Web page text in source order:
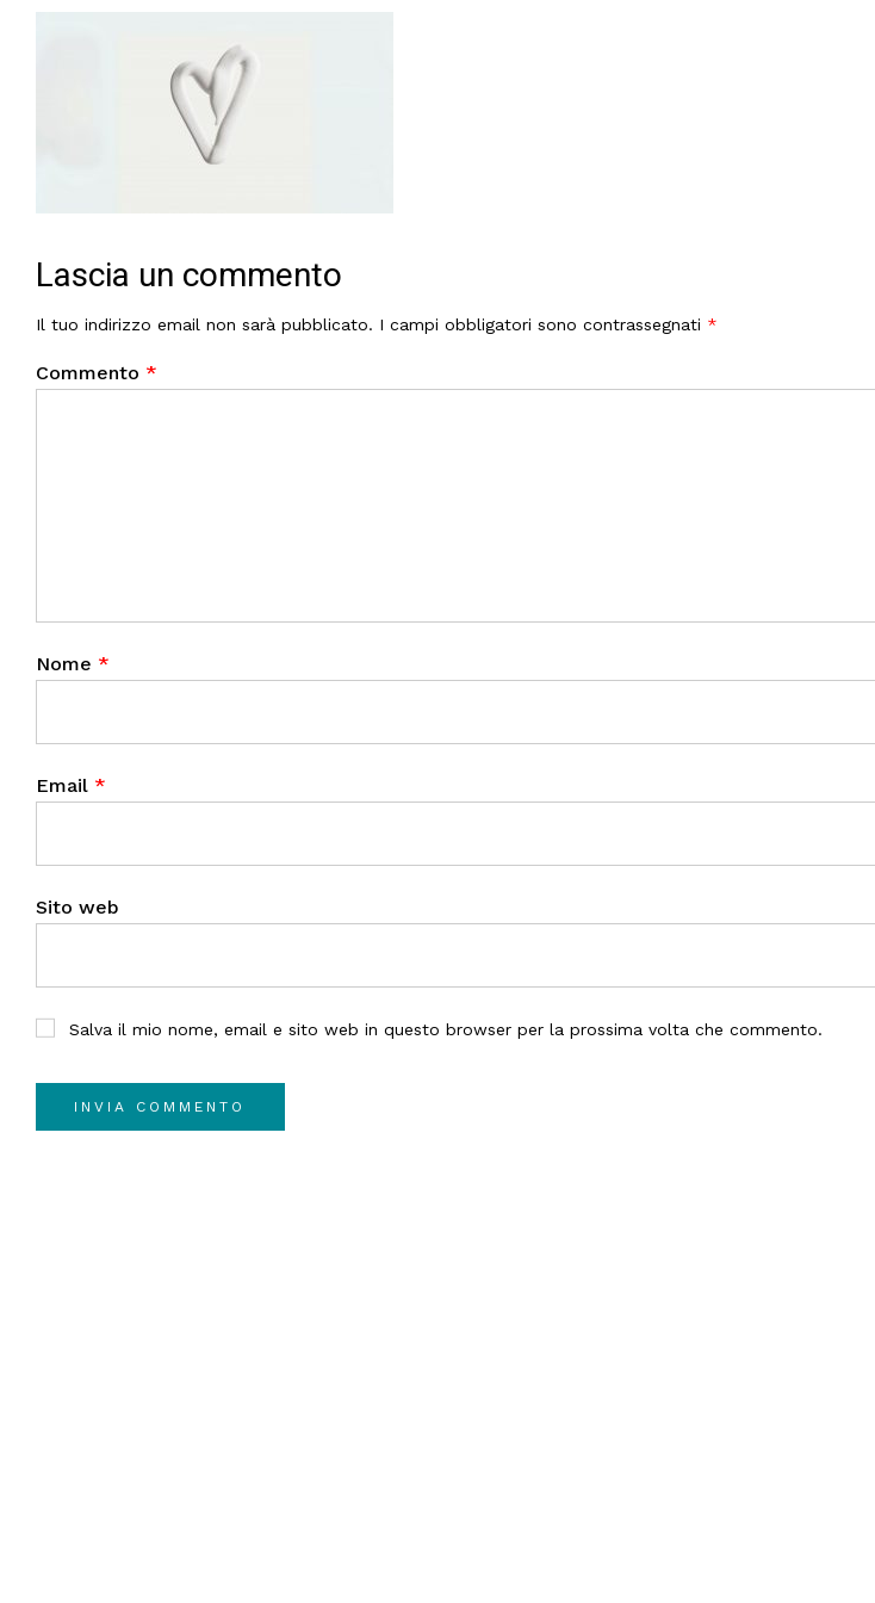
Lascia un commento
Il tuo indirizzo email non sarà pubblicato. I campi obbligatori sono contrassegnati *
Commento *
Nome *
Email *
Sito web
Salva il mio nome, email e sito web in questo browser per la prossima volta che commento.